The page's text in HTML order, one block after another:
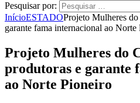
Pesquisar por:
InícioESTADOProjeto Mulheres
garante fama internacional ao Norte
Projeto Mulheres do
produtoras e garante
ao Norte Pioneiro